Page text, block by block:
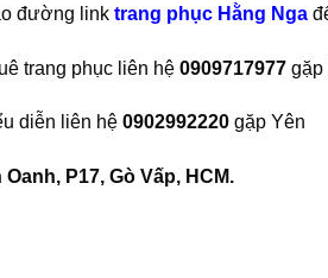
đường link trang phục Hằng Nga
trang phục liên hệ 0909717977gặp
diễn liên hệ 0902992220 gặp Yên
P17, Gò Vấp, HCM.